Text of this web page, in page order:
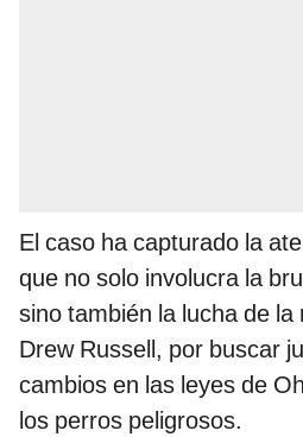
El caso ha capturado la
que no solo involucra la
sino también la lucha de la
Drew Russell, por buscar
cambios en las leyes de
los perros peligrosos.